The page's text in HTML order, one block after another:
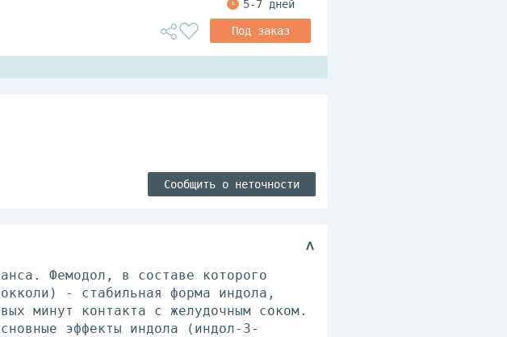
Сообщить о неточности
Фемодол, в составе которого
- стабильная форма индола,
минут контакта с желудочным соком.
эффекты индола (индол-З-